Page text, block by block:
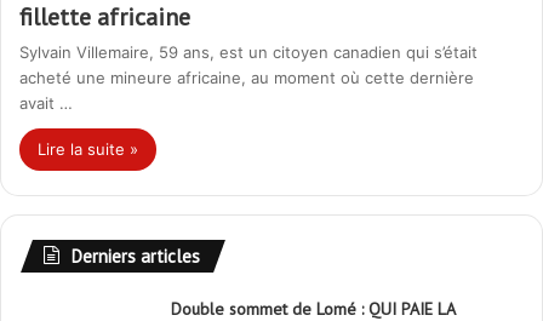
fillette africaine
Sylvain Villemaire, 59 ans, est un citoyen canadien qui s’était
acheté une mineure africaine, au moment où cette dernière
avait …
Lire la suite »
Derniers articles
Double sommet de Lomé : QUI PAIE LA